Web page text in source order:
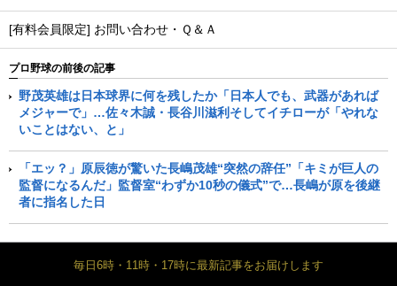
[有料会員限定] お問い合わせ・Ｑ＆Ａ
プロ野球の前後の記事
野茂英雄は日本球界に何を残したか「日本人でも、武器があれば
メジャーで」…佐々木誠・長谷川滋利そしてイチローが「やれな
いことはない、と」
「エッ？」原辰徳が驚いた長嶋茂雄“突然の辞任”「キミが巨人の
監督になるんだ」監督室“わずか10秒の儀式”で…長嶋が原を後継
者に指名した日
毎日6時・11時・17時に最新記事をお届けします